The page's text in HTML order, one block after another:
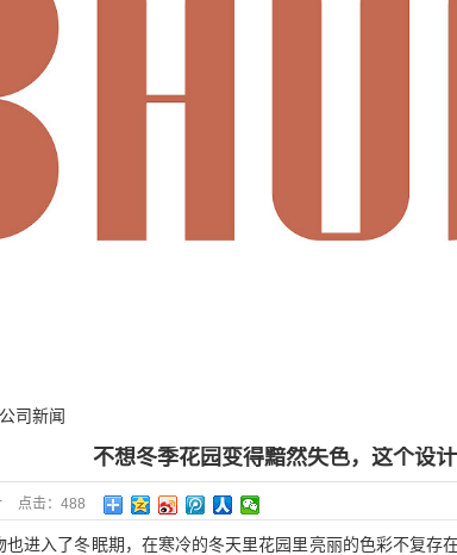
公司新闻
不想冬季花园变得黯然失色，这个设
点击： 488
进入了冬眠期，在寒冷的冬天里花园里亮丽的色彩不复